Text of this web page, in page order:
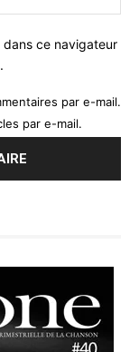
dans ce navigateur
par e-mail.
par e-mail.